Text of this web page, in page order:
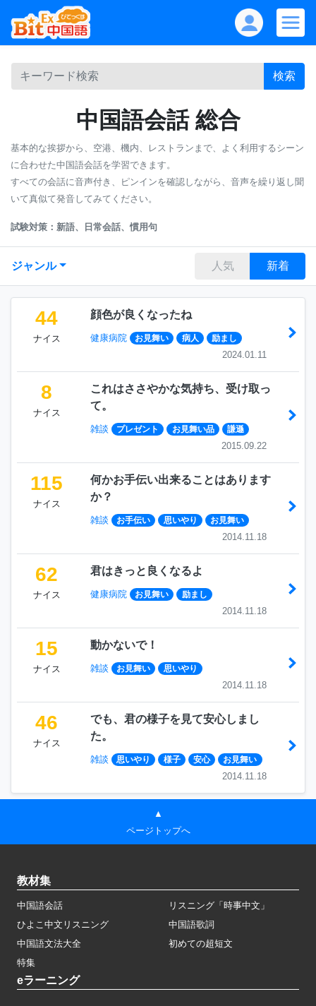
検索
中国語会話 総合
基本的な挨拶から、空港、機内、レストランまで、よく利用するシーン
に合わせた中国語会話を学習できます。
すべての会話に音声付き、ピンインを確認しながら、音声を繰り返し聞
いて真似て発音してみてください。
試験対策：新語、日常会話、慣用句
ジャンル 人気 新着
44
ナイス
顔色が良くなったね
健康病院 お見舞い 病人 励まし
2024.01.11
8
ナイス
これはささやかな気持ち、受け取っ
て。
雑談 プレゼント お見舞い品 謙遜
2015.09.22
115
ナイス
何かお手伝い出来ることはあります
か？
雑談 お手伝い 思いやり お見舞い
2014.11.18
62
ナイス
君はきっと良くなるよ
健康病院 お見舞い 励まし
2014.11.18
15
ナイス
動かないで！
雑談 お見舞い 思いやり
2014.11.18
46
ナイス
でも、君の様子を見て安心しまし
た。
雑談 思いやり 様子 安心 お見舞い
2014.11.18
▲
ページトップへ
教材集
中国語会話
リスニング「時事中文」
ひよこ中文リスニング
中国語歌詞
中国語文法大全
初めての超短文
特集
eラーニング